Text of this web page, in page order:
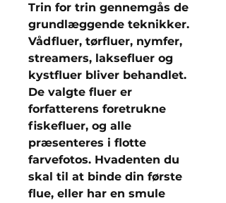
Trin for trin gennemgås de
grundlæggende teknikker.
Vådfluer, tørfluer, nymfer,
streamers, laksefluer og
kystfluer bliver behandlet.
De valgte fluer er
forfatterens foretrukne
fiskefluer, og alle
præsenteres i flotte
farvefotos. Hvadenten du
skal til at binde din første
flue, eller har en smule